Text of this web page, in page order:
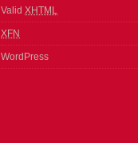
Valid XHTML
XFN
WordPress